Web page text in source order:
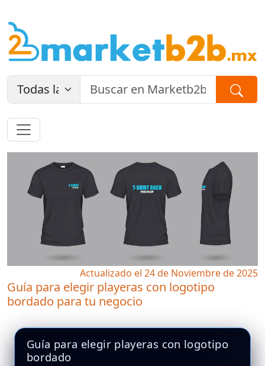
Actualizado el 24 de Noviembre de 2025
Guía para elegir playeras con logotipo
bordado para tu negocio
Guía para elegir playeras con logotipo
bordado